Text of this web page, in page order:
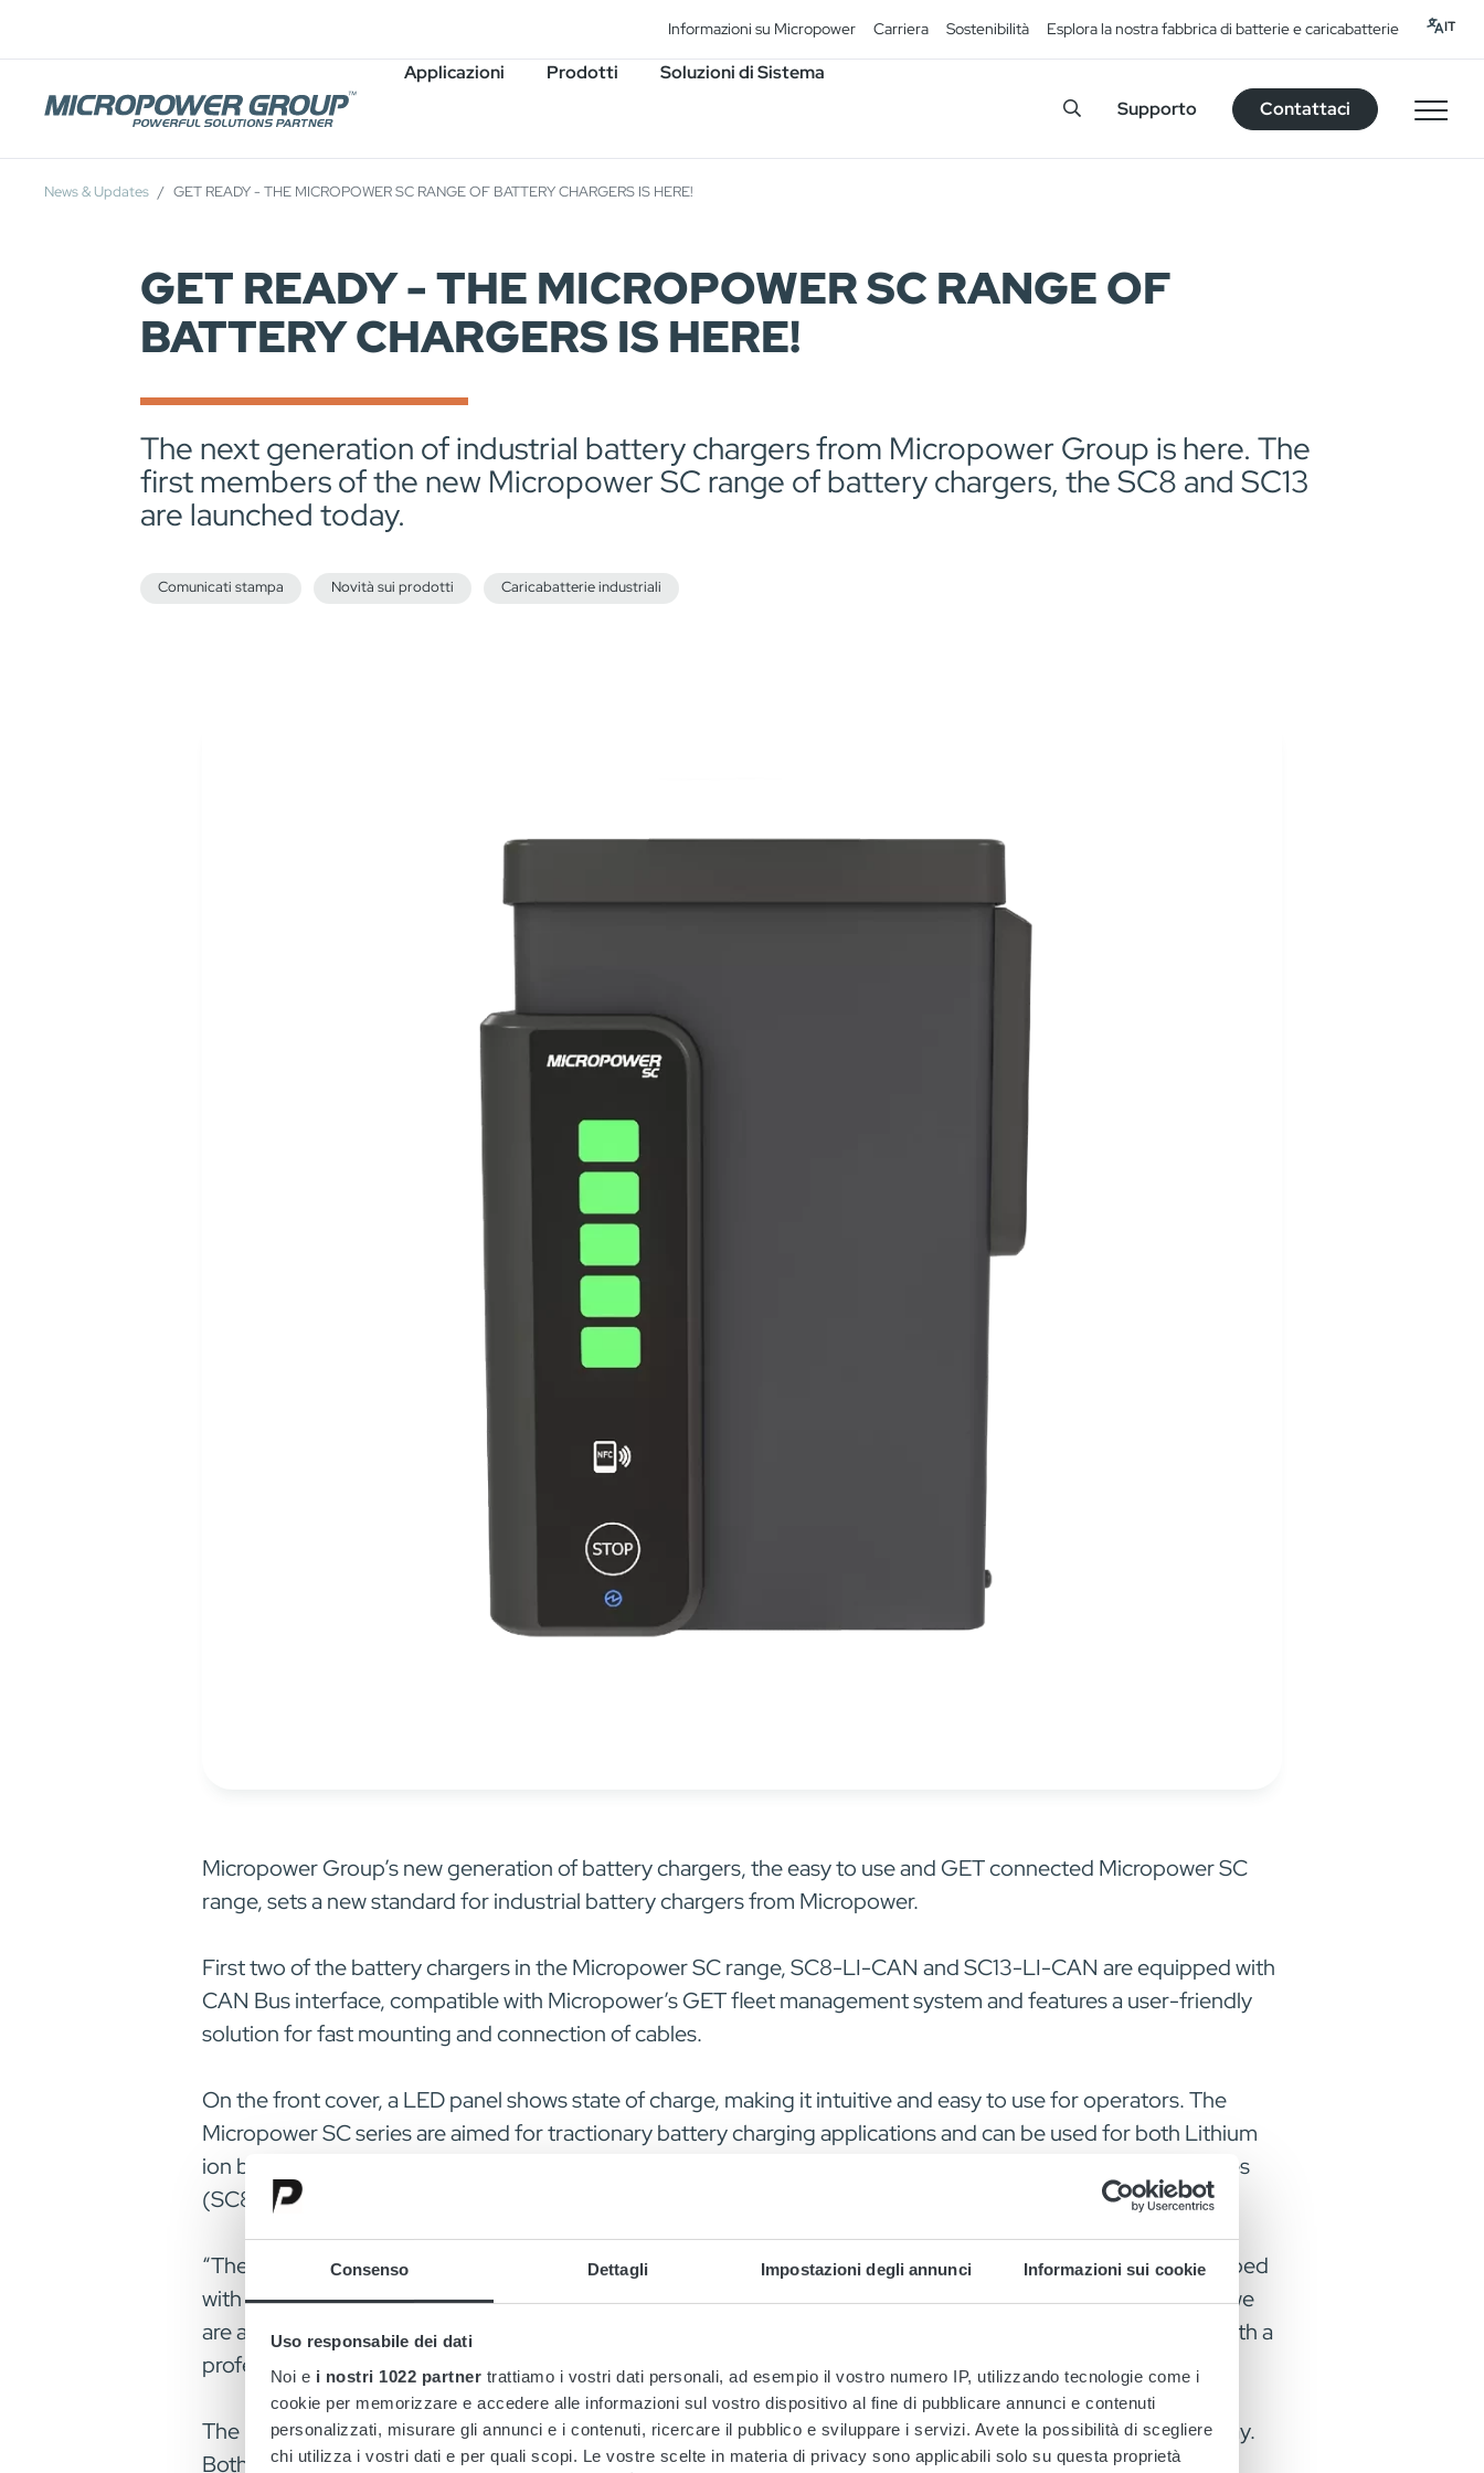
Consenso Dettagli Impostazioni degli annunci Informazioni sui cookie
Uso responsabile dei dati
Noi e i nostri 1022 partner trattiamo i vostri dati personali, ad esempio il vostro numero IP, utilizzando tecnologie come i
cookie per memorizzare e accedere alle informazioni sul vostro dispositivo al fine di pubblicare annunci e contenuti
personalizzati, misurare gli annunci e i contenuti, ricercare il pubblico e sviluppare i servizi. Avete la possibilità di scegliere
chi utilizza i vostri dati e per quali scopi. Le vostre scelte in materia di privacy sono applicabili solo su questa proprietà
Informazioni su Micropower Carriera Sostenibilità Esplora la nostra fabbrica di batterie e caricabatterie IT
Applicazioni Prodotti
Soluzioni di Sistema
Supporto
Contattaci
Posti Vacanti
News & Updates GET READY - THE MICROPOWER SC RANGE OF BATTERY CHARGERS IS HERE!
GET READY - THE MICROPOWER SC RANGE OF
BATTERY CHARGERS IS HERE!
The next generation of industrial battery chargers from Micropower Group is here. The
first members of the new Micropower SC range of battery chargers, the SC8 and SC13
are launched today.
Comunicati stampa Novità sui prodotti Caricabatterie industriali
Micropower Group’s new generation of battery chargers, the easy to use and GET connected Micropower SC
range, sets a new standard for industrial battery chargers from Micropower.
First two of the battery chargers in the Micropower SC range, SC8-LI-CAN and SC13-LI-CAN are equipped with
CAN Bus interface, compatible with Micropower’s GET fleet management system and features a user-friendly
solution for fast mounting and connection of cables.
On the front cover, a LED panel shows state of charge, making it intuitive and easy to use for operators. The
Micropower SC series are aimed for tractionary battery charging applications and can be used for both Lithium
ion battery charging (SC8-LI, SC8-LI-CAN, SC13-LI, SC13-LI-CAN) as well as charging of Lead acid batteries
(SC8 and SC13).
“The Micropower SC range represents the first generation of new Micropower chargers that has been equipped
with cloud connectivity as standard. We are very excited to launch the new Micropower SC range today and we
are also proud of introducing the new Micropower industrial design which will make our products stand out with a
professional look and easy to use.” says Torbjörn Gustafsson, CEO of Micropower Group.
The Micropower SC8 800W 24V/30A and SC13 1300W 24V/45A battery chargers are announced as of today.
Both Micropower SC8 and SC13 are available for orders 1st of March, first deliveries 1st of April.